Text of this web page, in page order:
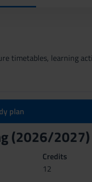
timetables, learning
plan
(2026/2027)
Credits
12